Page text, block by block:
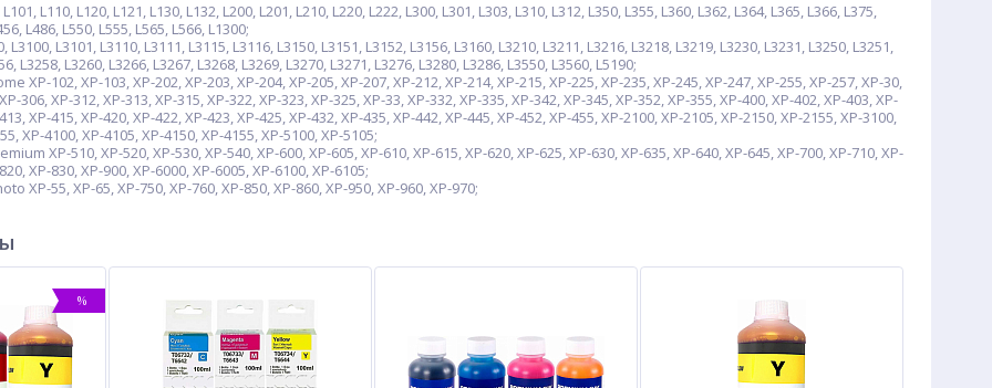
L110, L120, L121, L130, L132, L200, L201, L210, L220, L222, L300, L301, L303, L310, L312, L350, L355, L360, L362, L364, L365, L366, L375,
L486, L550, L555, L565, L566, L1300;
L3101, L3110, L3111, L3115, L3116, L3150, L3151, L3152, L3156, L3160, L3210, L3211, L3216, L3218, L3219, L3230, L3231, L3250, L3251,
L3258, L3260, L3266, L3267, L3268, L3269, L3270, L3271, L3276, L3280, L3286, L3550, L3560, L5190;
XP-102, XP-103, XP-202, XP-203, XP-204, XP-205, XP-207, XP-212, XP-214, XP-215, XP-225, XP-235, XP-245, XP-247, XP-255, XP-257, XP-30,
306, XP-312, XP-313, XP-315, XP-322, XP-323, XP-325, XP-33, XP-332, XP-335, XP-342, XP-345, XP-352, XP-355, XP-400, XP-402, XP-403, XP-
XP-415, XP-420, XP-422, XP-423, XP-425, XP-432, XP-435, XP-442, XP-445, XP-452, XP-455, XP-2100, XP-2105, XP-2150, XP-2155, XP-3100,
XP-4100, XP-4105, XP-4150, XP-4155, XP-5100, XP-5105;
XP-510, XP-520, XP-530, XP-540, XP-600, XP-605, XP-610, XP-615, XP-620, XP-625, XP-630, XP-635, XP-640, XP-645, XP-700, XP-710, XP-
XP-830, XP-900, XP-6000, XP-6005, XP-6100, XP-6105;
XP-55, XP-65, XP-750, XP-760, XP-850, XP-860, XP-950, XP-960, XP-970;
%